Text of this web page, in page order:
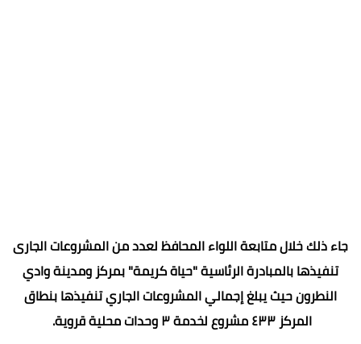
جاء ذلك خلال متابعة اللواء المحافظ لعدد من المشروعات الجارى
تنفيذها بالمبادرة الرئاسية "حياة كريمة" بمركز ومدينة وادي
النطرون حيث يبلغ إجمالي المشروعات الجاري تنفيذها بنطاق
المركز ٤٣٣ مشروع لخدمة ٣ وحدات محلية قروية.